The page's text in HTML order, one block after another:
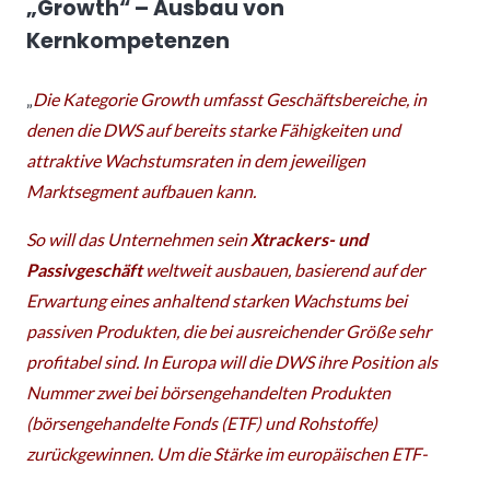
„Growth“ – Ausbau von
Kernkompetenzen
„Die Kategorie Growth umfasst Geschäftsbereiche, in
denen die DWS auf bereits starke Fähigkeiten und
attraktive Wachstumsraten in dem jeweiligen
Marktsegment aufbauen kann.
So will das Unternehmen seinXtrackers- und
Passivgeschäftweltweit ausbauen, basierend auf der
Erwartung eines anhaltend starken Wachstums bei
passiven Produkten, die bei ausreichender Größe sehr
profitabel sind. In Europa will die DWS ihre Position als
Nummer zwei bei börsengehandelten Produkten
(börsengehandelte Fonds (ETF) und Rohstoffe)
zurückgewinnen. Um die Stärke im europäischen ETF-